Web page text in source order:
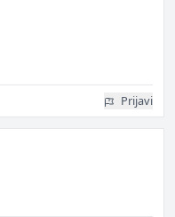
Prijavi